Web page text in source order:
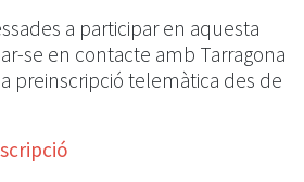
a participar en aquesta
se en contacte amb Tarragona
preinscripció telemàtica des de